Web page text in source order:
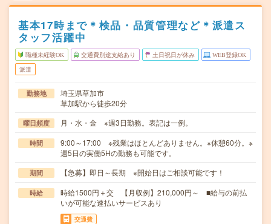
基本17時まで＊検品・品質管理など＊派遣ス
タッフ活躍中
職種未経験OK 交通費別途支給あり 土日祝日が休み WEB登録OK
派遣
勤務地
埼玉県草加市
草加駅から徒歩20分
曜日頻度 月・水・金 ※週3日勤務。表記は一例。
時間
9:00～17:00 ※残業はほとんどありません。※休憩60分。※
週5日の実働5Hの勤務も可能です。
期間 【急募】即日～長期 ※開始日はご相談可能です！
時給
時給1500円＋交 【月収例】210,000円～ ■給与の前払
いが可能な速払いサービスあり
交通費